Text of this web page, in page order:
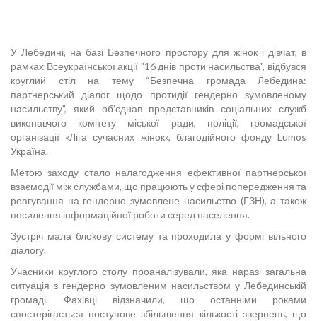
У Лебедині, на базі Безпечного простору для жінок і дівчат, в
рамках Всеукраїнської акції "16 днів проти насильства", відбувся
круглий стіл на тему “Безпечна громада Лебедина:
партнерський діалог щодо протидії гендерно зумовленому
насильству”, який об’єднав представників соціальних служб
виконавчого комітету міської ради, поліції, громадської
організації «Ліга сучасних жінок», благодійного фонду Lumos
Україна.
Метою заходу стало налагодження ефективної партнерської
взаємодії між службами, що працюють у сфері попередження та
реагування на гендерно зумовлене насильство (ГЗН), а також
посилення інформаційної роботи серед населення.
Зустріч мала блокову систему та проходила у формі вільного
діалогу.
Учасники круглого столу проаналізували, яка наразі загальна
ситуація з гендерно зумовленим насильством у Лебединській
громаді. Фахівці відзначили, що останніми роками
спостерігається поступове збільшення кількості звернень, що